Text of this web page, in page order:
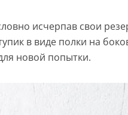
исчерпав свои
в виде полки на
новой попытки.